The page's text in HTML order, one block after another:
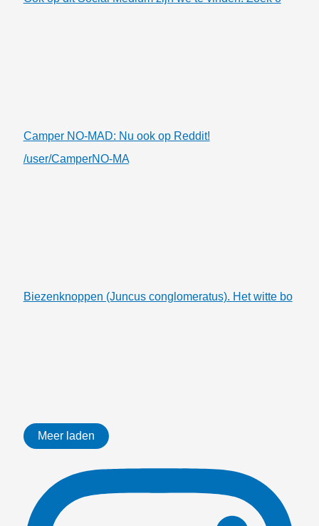
Camper NO-MAD: Nu ook op Reddit!
/user/CamperNO-MA
Biezenknoppen (Juncus conglomeratus). Het witte bo
Meer laden